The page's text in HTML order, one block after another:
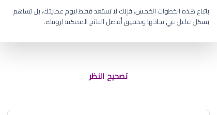
باتباع هذه الخطوات الخمس، فإنك لا تستعد فقط ليوم عمليتك، بل تساهم
بشكل فاعل في نجاحها وتحقيق أفضل النتائج الممكنة لرؤيتك.
تصحيح النظر